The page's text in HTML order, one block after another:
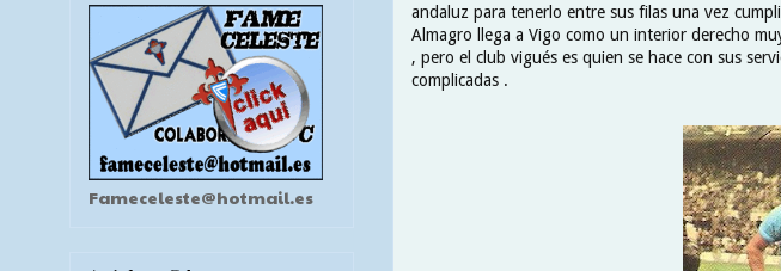
andaluz para tenerlo entre sus filas una vez
Almagro llega a Vigo como un interior derecho
, pero el club vigués es quien se hace con sus
complicadas .
Fameceleste@hotmail.es